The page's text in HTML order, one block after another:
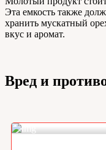
Эта емкость также
хранить мускатный
вкус и аромат.
Вред и